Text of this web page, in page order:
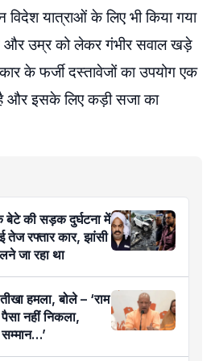
विदेश यात्राओं के लिए भी किया गया
और उम्र को लेकर गंभीर सवाल खड़े
के फर्जी दस्तावेजों का उपयोग एक
है और इसके लिए कड़ी सजा का
बेटे की सड़क दुर्घटना में
तेज रफ्तार कार, झांसी
जा रहा था
हमला, बोले – ‘राम
नहीं निकला,